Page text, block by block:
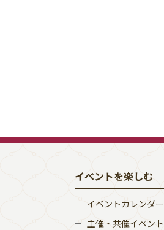
イベントを楽しむ
イベントカレンダー
主催・共催イベント